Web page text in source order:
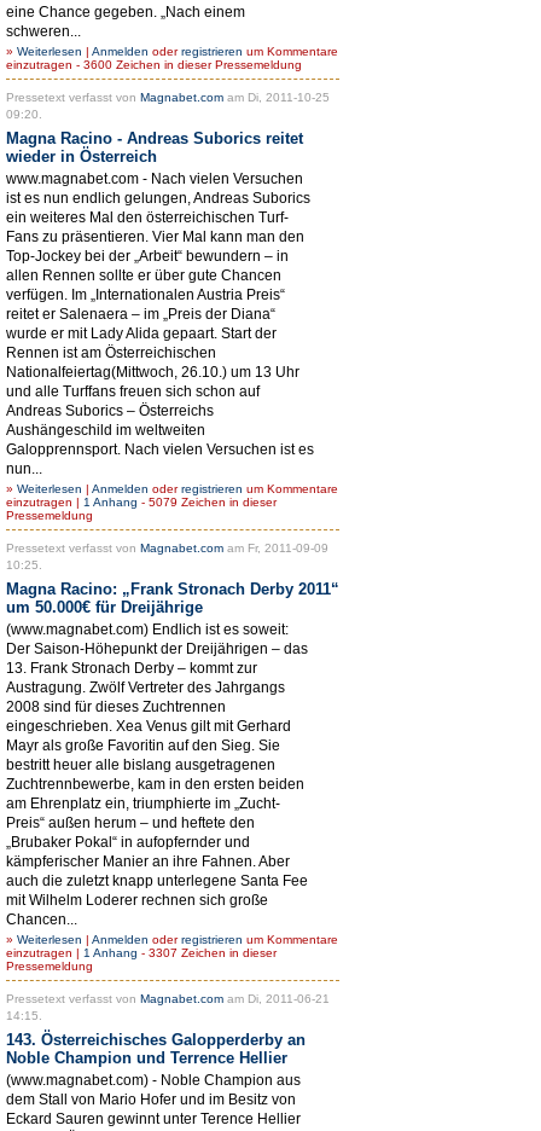
eine Chance gegeben. „Nach einem
schweren...
» Weiterlesen | Anmelden oderregistrieren um Kommentare
einzutragen - 3600 Zeichen in dieser Pressemeldung
Pressetext verfasst von Magnabet.com am Di, 2011-10-25
09:20.
Magna Racino - Andreas Suborics reitet
wieder in Österreich
www.magnabet.com - Nach vielen Versuchen
ist es nun endlich gelungen, Andreas Suborics
ein weiteres Mal den österreichischen Turf-
Fans zu präsentieren. Vier Mal kann man den
Top-Jockey bei der „Arbeit“ bewundern – in
allen Rennen sollte er über gute Chancen
verfügen. Im „Internationalen Austria Preis“
reitet er Salenaera – im „Preis der Diana“
wurde er mit Lady Alida gepaart. Start der
Rennen ist am Österreichischen
Nationalfeiertag(Mittwoch, 26.10.) um 13 Uhr
und alle Turffans freuen sich schon auf
Andreas Suborics – Österreichs
Aushängeschild im weltweiten
Galopprennsport. Nach vielen Versuchen ist es
nun...
» Weiterlesen | Anmelden oderregistrieren um Kommentare
einzutragen | 1 Anhang - 5079 Zeichen in dieser
Pressemeldung
Pressetext verfasst von Magnabet.com am Fr, 2011-09-09
10:25.
Magna Racino: „Frank Stronach Derby 2011“
um 50.000€ für Dreijährige
(www.magnabet.com) Endlich ist es soweit:
Der Saison-Höhepunkt der Dreijährigen – das
13. Frank Stronach Derby – kommt zur
Austragung. Zwölf Vertreter des Jahrgangs
2008 sind für dieses Zuchtrennen
eingeschrieben. Xea Venus gilt mit Gerhard
Mayr als große Favoritin auf den Sieg. Sie
bestritt heuer alle bislang ausgetragenen
Zuchtrennbewerbe, kam in den ersten beiden
am Ehrenplatz ein, triumphierte im „Zucht-
Preis“ außen herum – und heftete den
„Brubaker Pokal“ in aufopfernder und
kämpferischer Manier an ihre Fahnen. Aber
auch die zuletzt knapp unterlegene Santa Fee
mit Wilhelm Loderer rechnen sich große
Chancen...
» Weiterlesen | Anmelden oderregistrieren um Kommentare
einzutragen | 1 Anhang - 3307 Zeichen in dieser
Pressemeldung
Pressetext verfasst von Magnabet.com am Di, 2011-06-21
14:15.
143. Österreichisches Galopperderby an
Noble Champion und Terrence Hellier
(www.magnabet.com) - Noble Champion aus
dem Stall von Mario Hofer und im Besitz von
Eckard Sauren gewinnt unter Terence Hellier